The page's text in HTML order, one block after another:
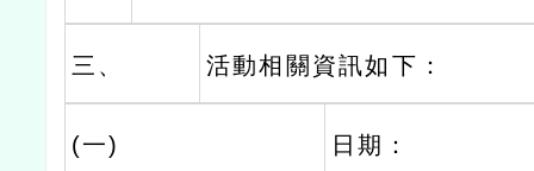
三、 活動相關資訊如下：
(一) 日期：